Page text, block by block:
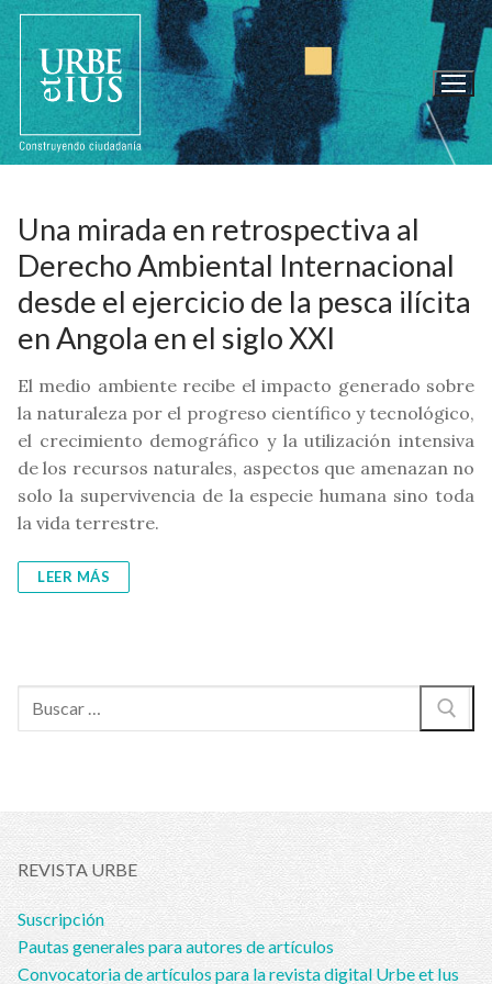
al
contenido
Una mirada en retrospectiva al
Derecho Ambiental Internacional
desde el ejercicio de la pesca ilícita
en Angola en el siglo XXI
El medio ambiente recibe el impacto generado sobre
la naturaleza por el progreso científico y tecnológico,
el crecimiento demográfico y la utilización intensiva
de los recursos naturales, aspectos que amenazan no
solo la supervivencia de la especie humana sino toda
la vida terrestre.
LEER MÁS
Buscar:
REVISTA URBE
Suscripción
Pautas generales para autores de artículos
Convocatoria de artículos para la revista digital Urbe et Ius